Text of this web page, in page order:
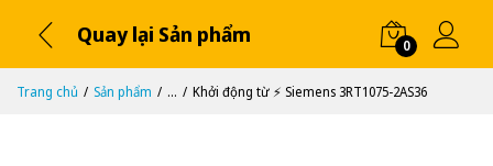
Quay lại Sản phẩm 0
Trang chủ Sản phẩm ... Khởi động từ ⚡️ Siemens 3RT1075-2AS36